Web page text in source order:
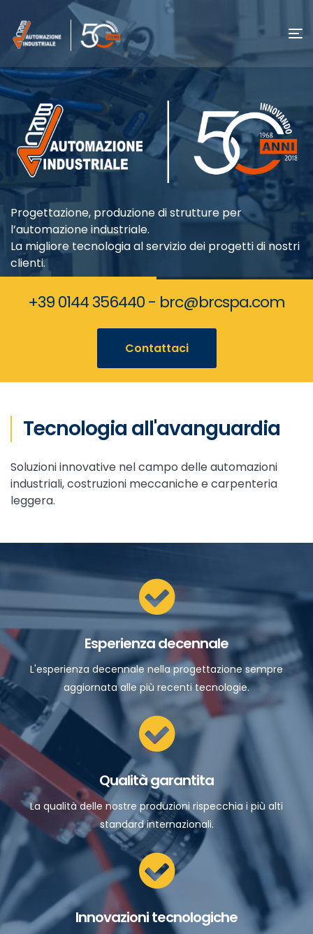
Progettazione, produzione di strutture per
l’automazione industriale.
La migliore tecnologia al servizio dei progetti di nostri
clienti.
+39 0144 356440 - brc@brcspa.com
Contattaci
Tecnologia all'avanguardia
Soluzioni innovative nel campo delle automazioni
industriali, costruzioni meccaniche e carpenteria
leggera.
Esperienza decennale
L'esperienza decennale nella progettazione sempre
aggiornata alle più recenti tecnologie.
Qualità garantita
La qualità delle nostre produzioni rispecchia i più alti
standard internazionali.
Innovazioni tecnologiche